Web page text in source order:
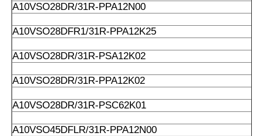
A10VSO28DR/31R-PPA12N00
A10VSO28DFR1/31R-PPA12K25
A10VSO28DR/31R-PSA12K02
A10VSO28DR/31R-PPA12K02
A10VSO28DR/31R-PSC62K01
A10VSO45DFLR/31R-PPA12N00